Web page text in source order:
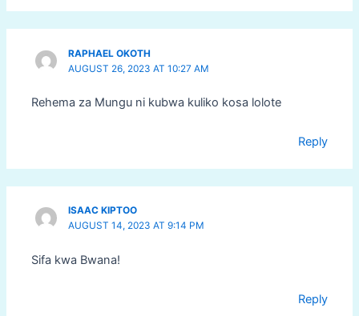
RAPHAEL OKOTH
AUGUST 26, 2023 AT 10:27 AM
Rehema za Mungu ni kubwa kuliko kosa lolote
Reply
ISAAC KIPTOO
AUGUST 14, 2023 AT 9:14 PM
Sifa kwa Bwana!
Reply